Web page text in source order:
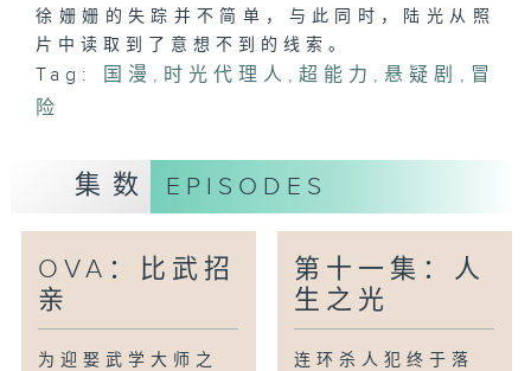
徐姗姗的失踪并不简单，与此同时，陆光从照
片中读取到了意想不到的线索。
Tag: 国漫 , 时光代理人 , 超能力 , 悬疑剧 , 冒
险
集数 EPISODES
OVA：比武招
亲
为迎娶武学大师之
第十一集：人
生之光
连环杀人犯终于落